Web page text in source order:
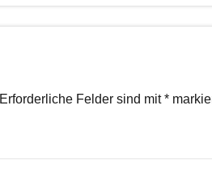
Erforderliche Felder sind mit*